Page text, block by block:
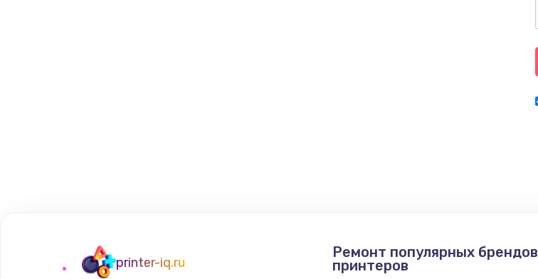
printer-iq.ru
Ремонт популярных брендов
принтеров